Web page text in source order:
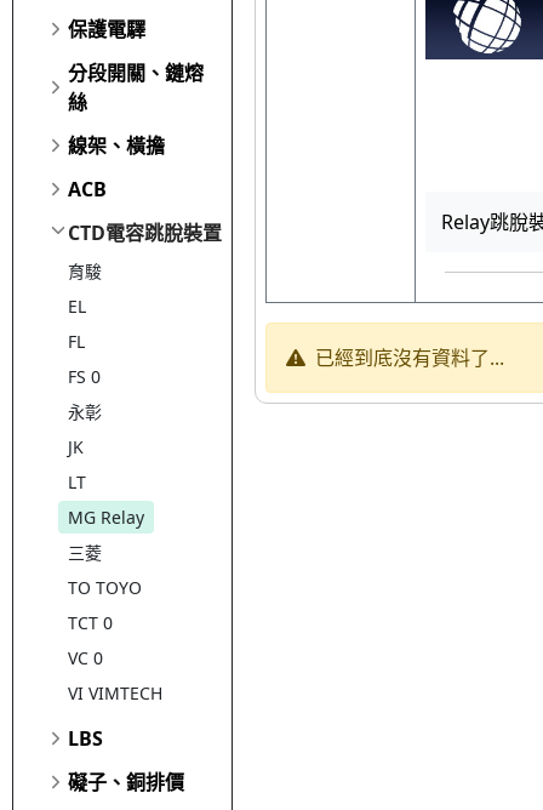
保護電驛
分段開關、鏈熔
絲
線架、橫擔
ACB
CTD電容跳脫裝置
育駿
EL
FL
FS 0
永彰
JK
LT
MG Relay
三菱
TO TOYO
TCT 0
VC 0
VI VIMTECH
LBS
礙子、銅排價
Relay跳脫
已經到底沒有資料了...